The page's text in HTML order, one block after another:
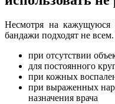
Несмотря на кажущуюся
бандажи подходят не
при отсутствии
для постоянного
при кожных
при выраженных
назначения врача